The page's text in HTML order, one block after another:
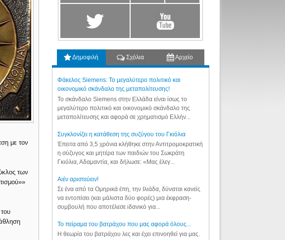
με τον
των
Δημοφιλή Σχόλια Αρχείο
Φάκελος Siemens: Το μεγαλύτερο πολιτικό και
οικονομικό σκάνδαλο της μεταπολίτευσης!
Το σκάνδαλο Siemens στην Ελλάδα είναι ίσως το
μεγαλύτερο πολιτικό και οικονομικό σκάνδαλο της
μεταπολίτευσης και αφορά σε χρηματισμό Ελλήν...
Συγκλονίζει η κατάθεση της συζύγου του Γκιόλια
Έπειτα από 3,5 χρόνια κλήθηκε στην Αντιτρομοκρατική
η σύζυγος και μητέρα των παιδιών του Σωκράτη
Γκιόλια, Αδαμαντία, και δήλωσε: «Μας έλεγ...
Aιέν αριστεύειν!
Σε ένα από τα Ομηρικά έπη, την Ιλιάδα, δύναται κανείς
να εντοπίσει (και μάλιστα δύο φορές) μια έκφραση-
συμβουλή που αποτέλεσε ιδανικό για...
Το πείραμα του βατράχου που μας αφορά όλους...
Η θεωρία του βατράχου λες και έχει επινοηθεί για μας.